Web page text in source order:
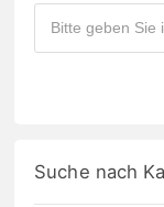
Suche nach